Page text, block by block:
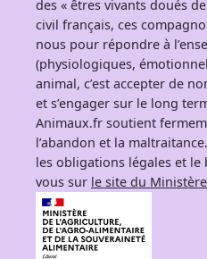
des « êtres vivants doués
civil français, ces
nous pour répondre à
(physiologiques,
animal, c’est accepter de
et s’engager sur le long
Animaux.fr soutient
l’abandon et la
les obligations légales et le
vous sur le site du